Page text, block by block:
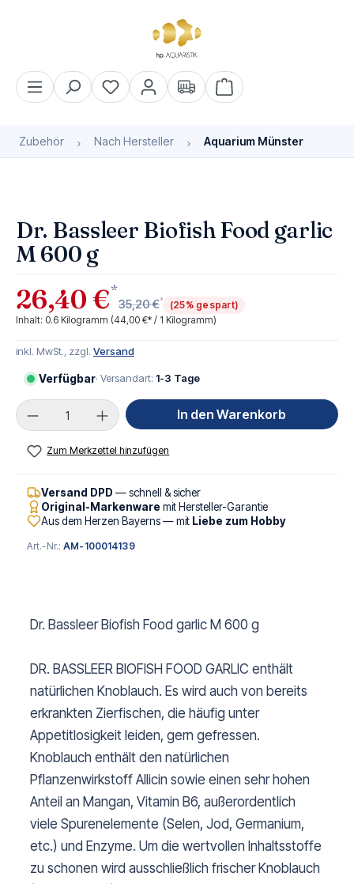
Warenkorb enthält 0
Zubehör Nach Hersteller Aquarium Münster
Dr. Bassleer Biofish Food garlic
M 600 g
26,40 €*
35,20 €*
(25% gespart)
Inhalt: 0.6 Kilogramm (44,00 €* / 1 Kilogramm)
inkl. MwSt., zzgl. Versand
Verfügbar· Versandart: 1-3 Tage
Produkt Anzahl: Gib den gewünschten Wert
In den Warenkorb
Zum Merkzettel hinzufügen
Versand DPD — schnell & sicher
Original-Markenware mit Hersteller-Garantie
Aus dem Herzen Bayerns — mit Liebe zum Hobby
Art.-Nr.:AM-100014139
Dr. Bassleer Biofish Food garlic M 600 g
DR. BASSLEER BIOFISH FOOD GARLIC enthält
natürlichen Knoblauch. Es wird auch von bereits
erkrankten Zierfischen, die häufig unter
Appetitlosigkeit leiden, gern gefressen.
Knoblauch enthält den natürlichen
Pflanzenwirkstoff Allicin sowie einen sehr hohen
Anteil an Mangan, Vitamin B6, außerordentlich
viele Spurenelemente (Selen, Jod, Germanium,
etc.) und Enzyme. Um die wertvollen Inhaltsstoffe
zu schonen wird ausschließlich frischer Knoblauch